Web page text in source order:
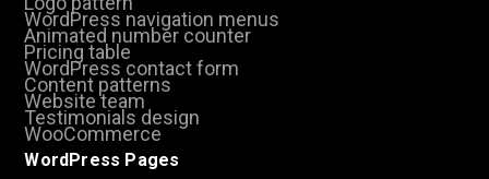
WordPress navigation menus
Animated number counter
Pricing table
WordPress contact form
Content patterns
Website team
Testimonials design
WooCommerce
WordPress Pages